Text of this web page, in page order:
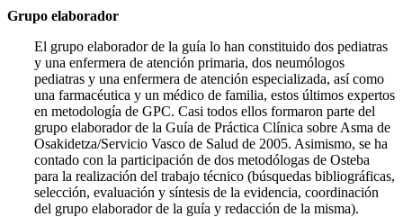
Grupo elaborador
El grupo elaborador de la guía lo han constituido dos pediatras
y una enfermera de atención primaria, dos neumólogos
pediatras y una enfermera de atención especializada, así como
una farmacéutica y un médico de familia, estos últimos expertos
en metodología de GPC. Casi todos ellos formaron parte del
grupo elaborador de la Guía de Práctica Clínica sobre Asma de
Osakidetza/Servicio Vasco de Salud de 2005. Asimismo, se ha
contado con la participa­ción de dos metodólogas de Osteba
para la realización del trabajo técnico (búsquedas bi­bliográficas,
selección, evaluación y síntesis de la evidencia, coordinación
del grupo elabo­rador de la guía y redacción de la misma).